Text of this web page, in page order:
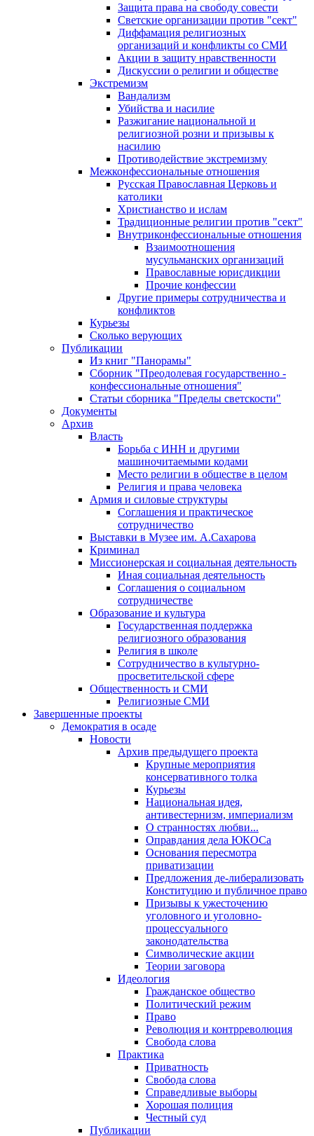
Защита права на свободу совести
Светские организации против "сект"
Диффамация религиозных
организаций и конфликты со СМИ
Акции в защиту нравственности
Дискуссии о религии и обществе
Экстремизм
Вандализм
Убийства и насилие
Разжигание национальной и
религиозной розни и призывы к
насилию
Противодействие экстремизму
Межконфессиональные отношения
Русская Православная Церковь и
католики
Христианство и ислам
Традиционные религии против "сект"
Внутриконфессиональные отношения
Взаимоотношения
мусульманских организаций
Православные юрисдикции
Прочие конфессии
Другие примеры сотрудничества и
конфликтов
Курьезы
Сколько верующих
Публикации
Из книг "Панорамы"
Сборник "Преодолевая государственно -
конфессиональные отношения"
Статьи сборника "Пределы светскости"
Документы
Архив
Власть
Борьба с ИНН и другими
машиночитаемыми кодами
Место религии в обществе в целом
Религия и права человека
Армия и силовые структуры
Соглашения и практическое
сотрудничество
Выставки в Музее им. А.Сахарова
Криминал
Миссионерская и социальная деятельность
Иная социальная деятельность
Соглашения о социальном
сотрудничестве
Образование и культура
Государственная поддержка
религиозного образования
Религия в школе
Сотрудничество в культурно-
просветительской сфере
Общественность и СМИ
Религиозные СМИ
Завершенные проекты
Демократия в осаде
Новости
Архив предыдущего проекта
Крупные мероприятия
консервативного толка
Курьезы
Национальная идея,
антивестернизм, империализм
О странностях любви...
Оправдания дела ЮКОСа
Основания пересмотра
приватизации
Предложения де-либерализовать
Конституцию и публичное право
Призывы к ужесточению
уголовного и уголовно-
процессуального
законодательства
Символические акции
Теории заговора
Идеология
Гражданское общество
Политический режим
Право
Революция и контрреволюция
Свобода слова
Практика
Приватность
Свобода слова
Справедливые выборы
Хорошая полиция
Честный суд
Публикации